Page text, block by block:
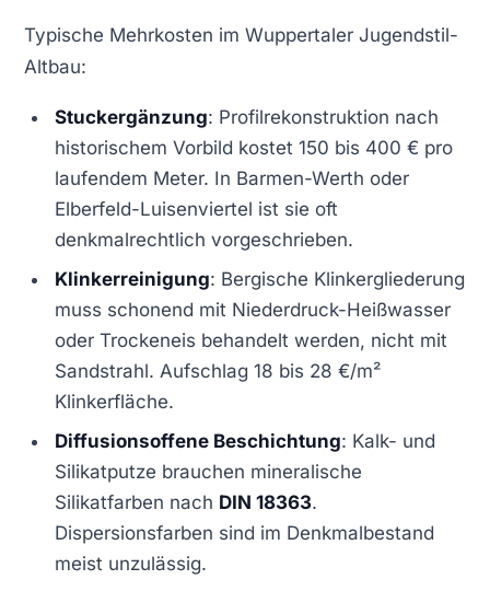
Typische Mehrkosten im Wuppertaler Jugendstil-
Altbau:
Stuckergänzung: Profilrekonstruktion nach
historischem Vorbild kostet 150 bis 400 € pro
laufendem Meter. In Barmen-Werth oder
Elberfeld-Luisenviertel ist sie oft
denkmalrechtlich vorgeschrieben.
Klinkerreinigung: Bergische Klinkergliederung
muss schonend mit Niederdruck-Heißwasser
oder Trockeneis behandelt werden, nicht mit
Sandstrahl. Aufschlag 18 bis 28 €/m²
Klinkerfläche.
Diffusionsoffene Beschichtung: Kalk- und
Silikatputze brauchen mineralische
Silikatfarben nach DIN 18363.
Dispersionsfarben sind im Denkmalbestand
meist unzulässig.